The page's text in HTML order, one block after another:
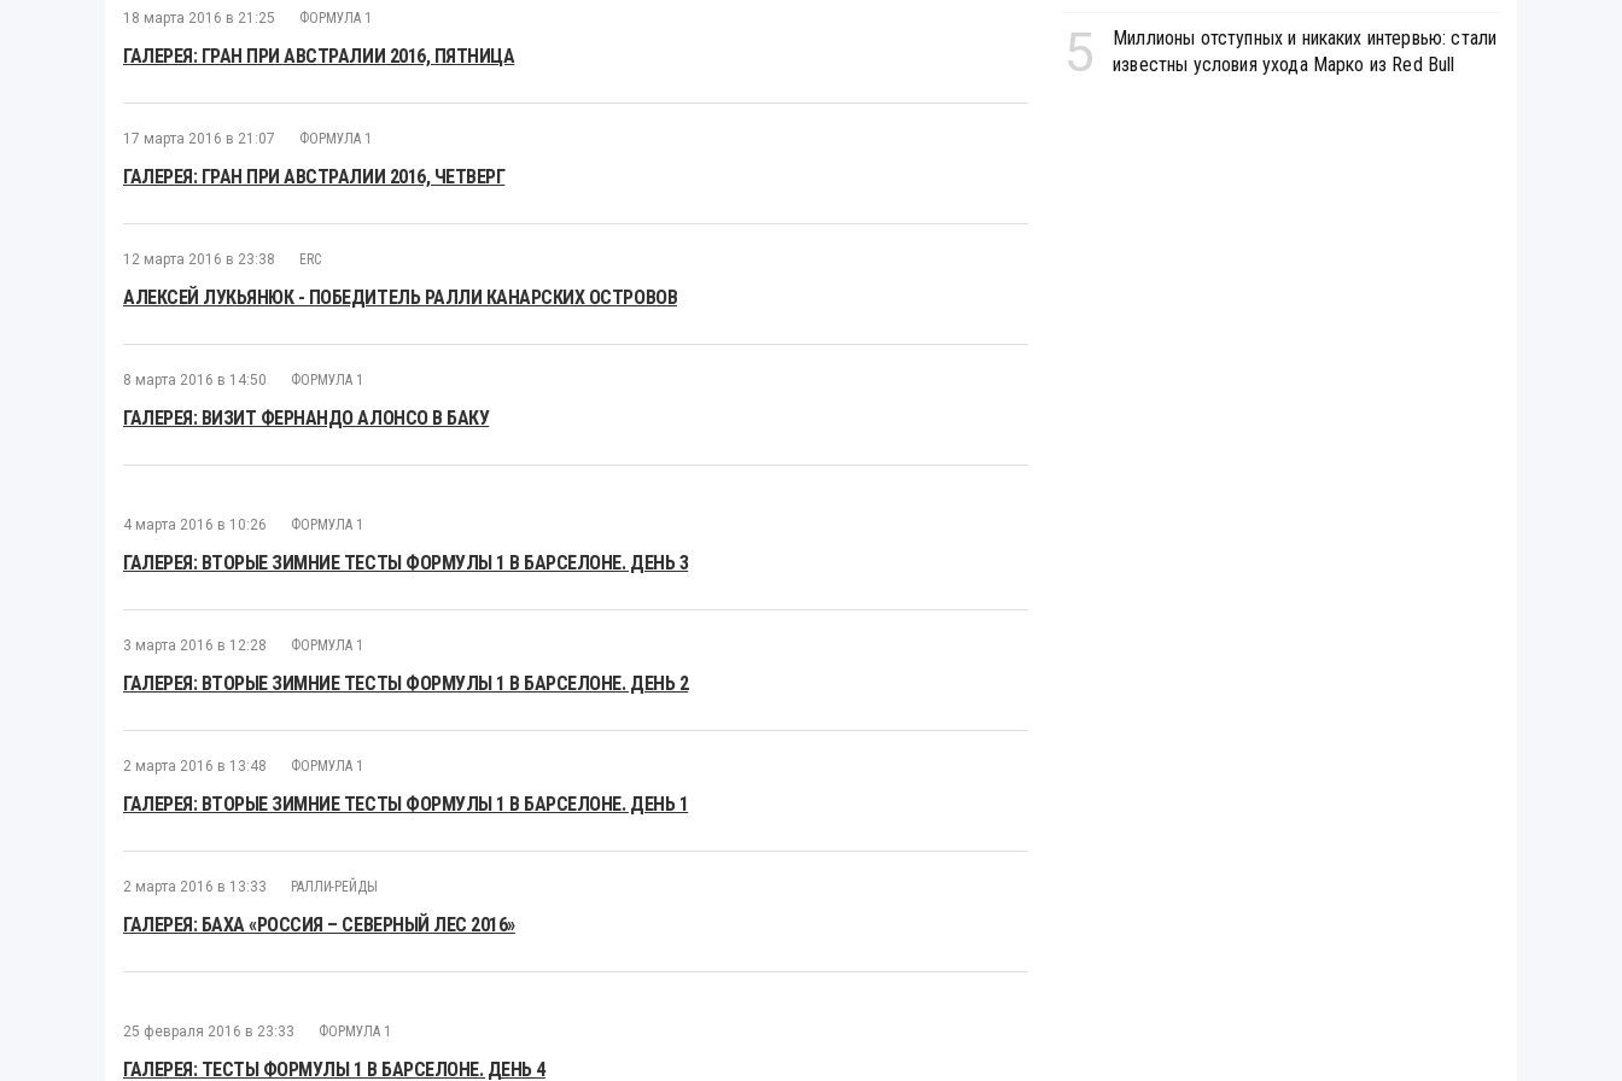
18 марта 2016 в 21:25 ФОРМУЛА 1
ГАЛЕРЕЯ: ГРАН ПРИ АВСТРАЛИИ 2016, ПЯТНИЦА
17 марта 2016 в 21:07 ФОРМУЛА 1
ГАЛЕРЕЯ: ГРАН ПРИ АВСТРАЛИИ 2016, ЧЕТВЕРГ
12 марта 2016 в 23:38 ERC
АЛЕКСЕЙ ЛУКЬЯНЮК - ПОБЕДИТЕЛЬ РАЛЛИ КАНАРСКИХ ОСТРОВОВ
8 марта 2016 в 14:50 ФОРМУЛА 1
ГАЛЕРЕЯ: ВИЗИТ ФЕРНАНДО АЛОНСО В БАКУ
4 марта 2016 в 10:26 ФОРМУЛА 1
ГАЛЕРЕЯ: ВТОРЫЕ ЗИМНИЕ ТЕСТЫ ФОРМУЛЫ 1 В БАРСЕЛОНЕ. ДЕНЬ 3
3 марта 2016 в 12:28 ФОРМУЛА 1
ГАЛЕРЕЯ: ВТОРЫЕ ЗИМНИЕ ТЕСТЫ ФОРМУЛЫ 1 В БАРСЕЛОНЕ. ДЕНЬ 2
2 марта 2016 в 13:48 ФОРМУЛА 1
ГАЛЕРЕЯ: ВТОРЫЕ ЗИМНИЕ ТЕСТЫ ФОРМУЛЫ 1 В БАРСЕЛОНЕ. ДЕНЬ 1
2 марта 2016 в 13:33 РАЛЛИ-РЕЙДЫ
ГАЛЕРЕЯ: БАХА «РОССИЯ – СЕВЕРНЫЙ ЛЕС 2016»
25 февраля 2016 в 23:33 ФОРМУЛА 1
ГАЛЕРЕЯ: ТЕСТЫ ФОРМУЛЫ 1 В БАРСЕЛОНЕ. ДЕНЬ 4
5
Миллионы отступных и никаких интервью: стали
известны условия ухода Марко из Red Bull